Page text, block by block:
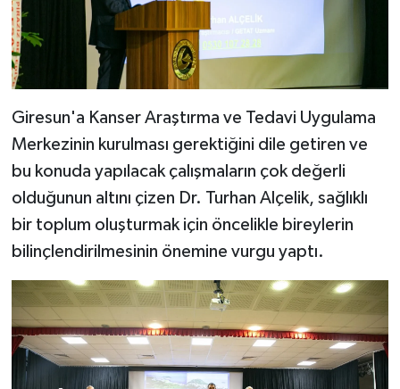
Giresun'a Kanser Araştırma ve Tedavi Uygulama
Merkezinin kurulması gerektiğini dile getiren ve
bu konuda yapılacak çalışmaların çok değerli
olduğunun altını çizen Dr. Turhan Alçelik, sağlıklı
bir toplum oluşturmak için öncelikle bireylerin
bilinçlendirilmesinin önemine vurgu yaptı.